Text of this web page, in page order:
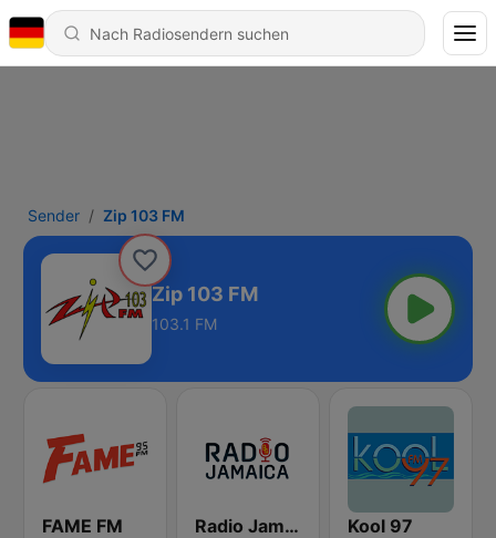
Sender Zip 103 FM
Zip 103 FM
103.1 FM
FAME FM Radio Jamaica 94 FM Kool 97